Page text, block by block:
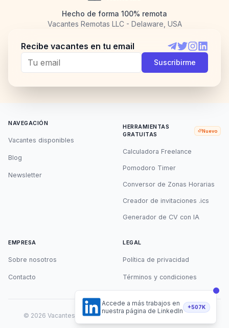
Hecho de forma 100% remota
Vacantes Remotas LLC - Delaware, USA
Recibe vacantes en tu email
Telegram
TwitterInstagram
Suscribirme
NAVEGACIÓN
Vacantes disponibles
Blog
Newsletter
HERRAMIENTAS
GRATUITAS
Nuevo
Calculadora Freelance
Pomodoro Timer
Conversor de Zonas Horarias
Creador de invitaciones .ics
Generador de CV con IA
EMPRESA
Sobre nosotros
Contacto
LEGAL
Política de privacidad
Términos y condiciones
© 2026 Vacantes Remotas. Todos los derechos reservados.
Accede a más trabajos en
nuestra página de LinkedIn
+507K